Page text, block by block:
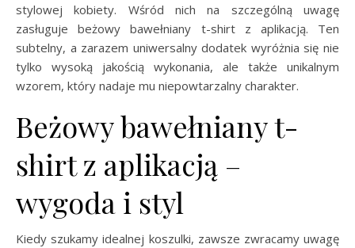
stylowej kobiety. Wśród nich na szczególną uwagę
zasługuje beżowy bawełniany t-shirt z aplikacją. Ten
subtelny, a zarazem uniwersalny dodatek wyróżnia się nie
tylko wysoką jakością wykonania, ale także unikalnym
wzorem, który nadaje mu niepowtarzalny charakter.
Beżowy bawełniany t-
shirt z aplikacją –
wygoda i styl
Kiedy szukamy idealnej koszulki, zawsze zwracamy uwagę